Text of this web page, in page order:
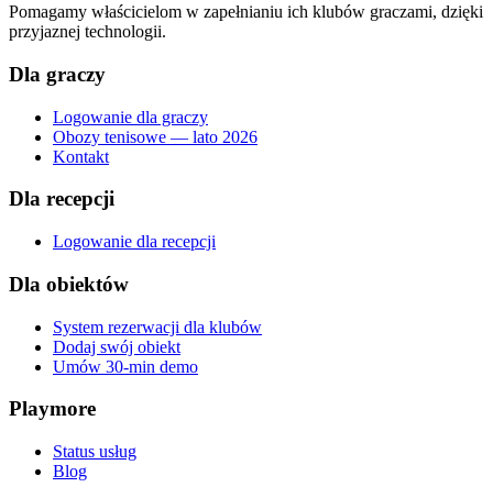
Pomagamy właścicielom w zapełnianiu ich klubów graczami, dzięki
przyjaznej technologii.
Dla graczy
Logowanie dla graczy
Obozy tenisowe — lato 2026
Kontakt
Dla recepcji
Logowanie dla recepcji
Dla obiektów
System rezerwacji dla klubów
Dodaj swój obiekt
Umów 30-min demo
Playmore
Status usług
Blog